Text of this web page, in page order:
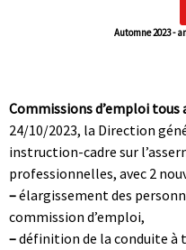
Automne 2023 -
Commissions d’emploi tous
24/10/2023, la Direction
instruction-cadre sur
professionnelles, avec 2
–élargissement des
commission d’emploi,
–définition de la conduite à